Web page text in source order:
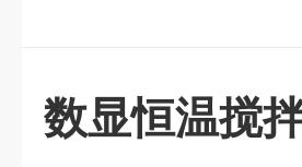
数显恒温搅